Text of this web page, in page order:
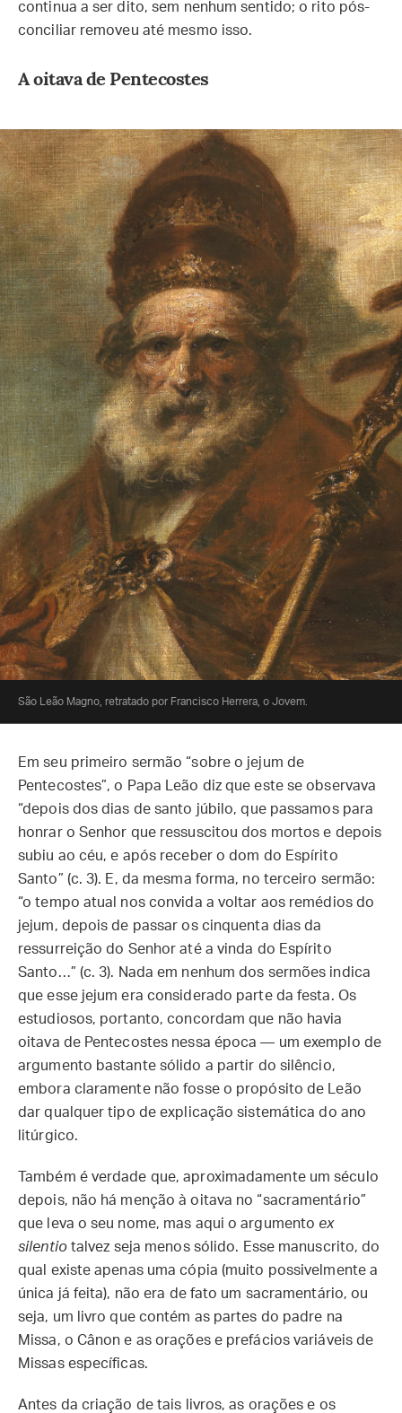
continua a ser dito, sem nenhum sentido; o rito pós-
conciliar removeu até mesmo isso.
A oitava de Pentecostes
São Leão Magno, retratado por Francisco Herrera, o Jovem.
Em seu primeiro sermão “sobre o jejum de
Pentecostes”, o Papa Leão diz que este se observava
“depois dos dias de santo júbilo, que passamos para
honrar o Senhor que ressuscitou dos mortos e depois
subiu ao céu, e após receber o dom do Espírito
Santo” (c. 3). E, da mesma forma, no terceiro sermão:
“o tempo atual nos convida a voltar aos remédios do
jejum, depois de passar os cinquenta dias da
ressurreição do Senhor até a vinda do Espírito
Santo…” (c. 3). Nada em nenhum dos sermões indica
que esse jejum era considerado parte da festa. Os
estudiosos, portanto, concordam que não havia
oitava de Pentecostes nessa época — um exemplo de
argumento bastante sólido a partir do silêncio,
embora claramente não fosse o propósito de Leão
dar qualquer tipo de explicação sistemática do ano
litúrgico.
Também é verdade que, aproximadamente um século
depois, não há menção à oitava no “sacramentário”
que leva o seu nome, mas aqui o argumento ex
silentiotalvez seja menos sólido. Esse manuscrito, do
qual existe apenas uma cópia (muito possivelmente a
única já feita), não era de fato um sacramentário, ou
seja, um livro que contém as partes do padre na
Missa, o Cânon e as orações e prefácios variáveis de
Missas específicas.
Antes da criação de tais livros, as orações e os